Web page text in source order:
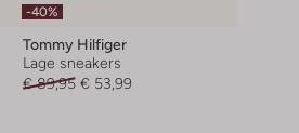
-40%
Tommy Hilfiger
Lage sneakers
€ 89,95 € 53,99